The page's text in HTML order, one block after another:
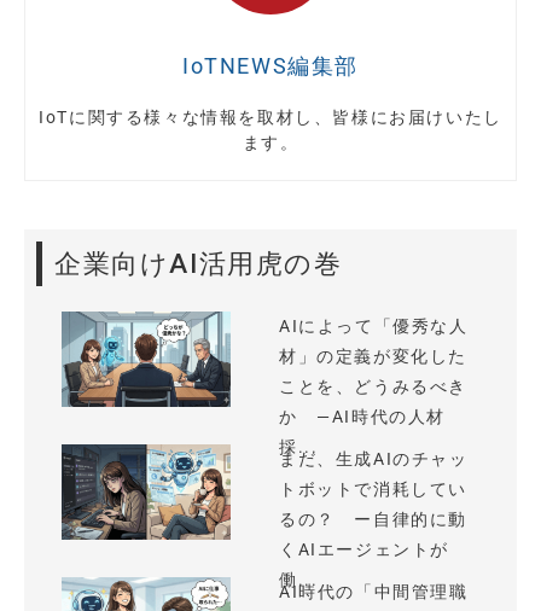
IoTNEWS編集部
IoTに関する様々な情報を取材し、皆様にお届けいたし
ます。
企業向けAI活用虎の巻
AIによって「優秀な人
材」の定義が変化した
ことを、どうみるべき
か —AI時代の人材
採...
まだ、生成AIのチャッ
トボットで消耗してい
るの？ ー自律的に動
くAIエージェントが
働...
AI時代の「中間管理職